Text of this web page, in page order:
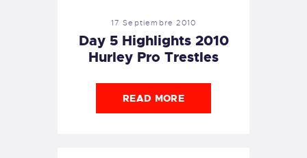
17 Septiembre 2010
Day 5 Highlights 2010
Hurley Pro Trestles
READ MORE